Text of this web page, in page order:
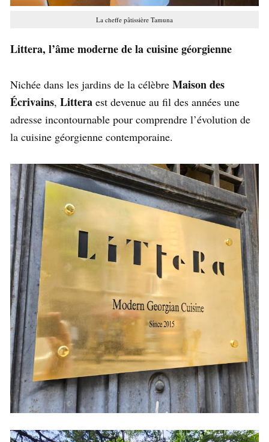
La cheffe pâtissière Tamuna
Littera, l’âme moderne de la cuisine géorgienne
Nichée dans les jardins de la célèbre Maison des
Écrivains, Littera est devenue au fil des années une
adresse incontournable pour comprendre l’évolution de
la cuisine géorgienne contemporaine.